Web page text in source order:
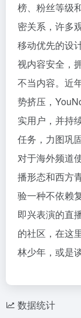
榜、粉丝等级
密关系，许多
移动优先的设
视内容安全，
不当内容。近
势挤压，
实用户，并持
任务，力图巩
对于海外频道
播形态和西方
验一种不依赖
即兴表演的直
的社区，在这
林少年，或是
数据统计